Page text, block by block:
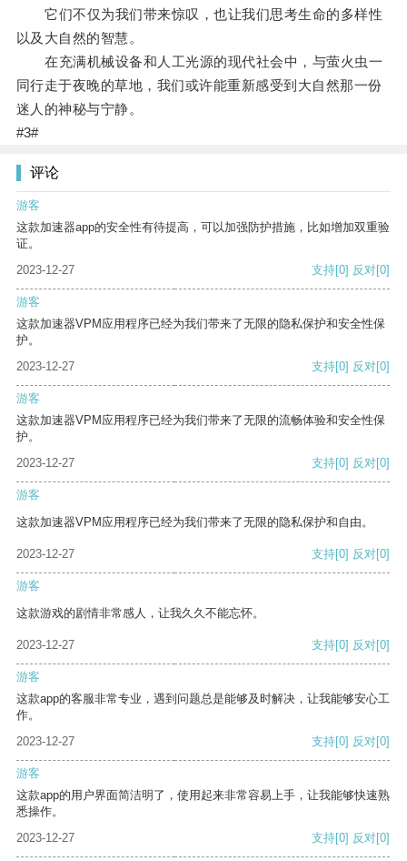
它们不仅为我们带来惊叹，也让我们思考生命的多样性
以及大自然的智慧。
在充满机械设备和人工光源的现代社会中，与萤火虫一
同行走于夜晚的草地，我们或许能重新感受到大自然那一份
迷人的神秘与宁静。
#3#
评论
游客
这款加速器app的安全性有待提高，可以加强防护措施，比如增加双重验
证。
2023-12-27
支持[0] 反对[0]
游客
这款加速器VPM应用程序已经为我们带来了无限的隐私保护和安全性保
护。
2023-12-27
支持[0] 反对[0]
游客
这款加速器VPM应用程序已经为我们带来了无限的流畅体验和安全性保
护。
2023-12-27
支持[0] 反对[0]
游客
这款加速器VPM应用程序已经为我们带来了无限的隐私保护和自由。
2023-12-27 支持[0] 反对[0]
游客
这款游戏的剧情非常感人，让我久久不能忘怀。
2023-12-27 支持[0] 反对[0]
游客
这款app的客服非常专业，遇到问题总是能够及时解决，让我能够安心工
作。
2023-12-27
支持[0] 反对[0]
游客
这款app的用户界面简洁明了，使用起来非常容易上手，让我能够快速熟
悉操作。
2023-12-27
支持[0] 反对[0]